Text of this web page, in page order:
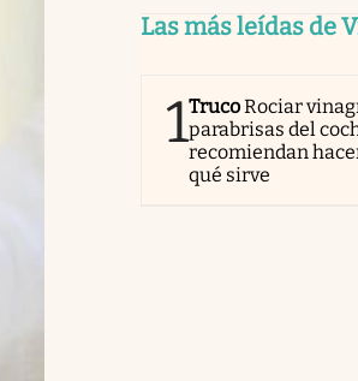
Las más leídas de
1TrucoRociar
parabrisas del
recomiendan
qué sirve